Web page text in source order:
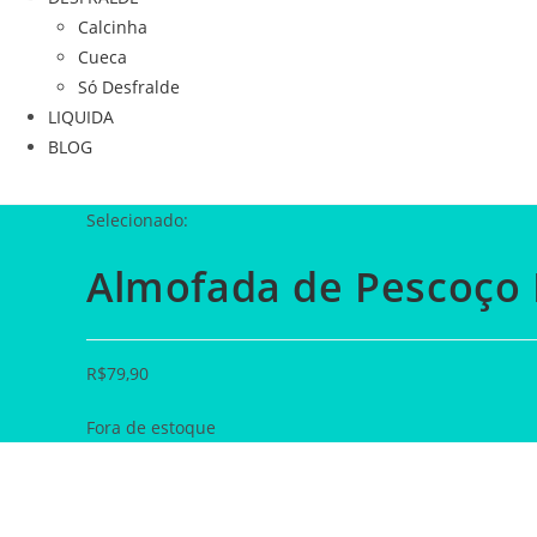
Calcinha
Cueca
Só Desfralde
LIQUIDA
BLOG
Selecionado:
Almofada de Pescoço
R$79,90
Fora de estoque